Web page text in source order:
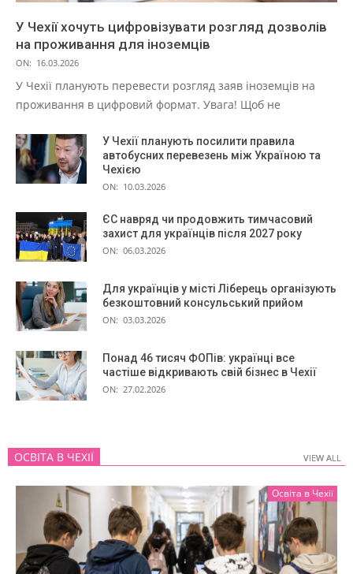
У Чехії хочуть цифровізувати розгляд дозволів
на проживання для іноземців
ON: 16.03.2026
У Чехії планують перевести розгляд заяв іноземців на
проживання в цифровий формат. Увага! Щоб не
У Чехії планують посилити правила
автобусних перевезень між Україною та
Чехією
ON: 10.03.2026
ЄС навряд чи продовжить тимчасовий
захист для українців після 2027 року
ON: 06.03.2026
Для українців у місті Ліберець організують
безкоштовний консульський прийом
ON: 03.03.2026
Понад 46 тисяч ФОПів: українці все
частіше відкривають свій бізнес в Чехії
ON: 27.02.2026
ОСВІТА В ЧЕХІЇ VIEW ALL
Освіта в Чехії
VIEW ALL